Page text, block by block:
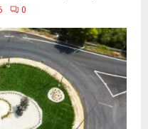
0